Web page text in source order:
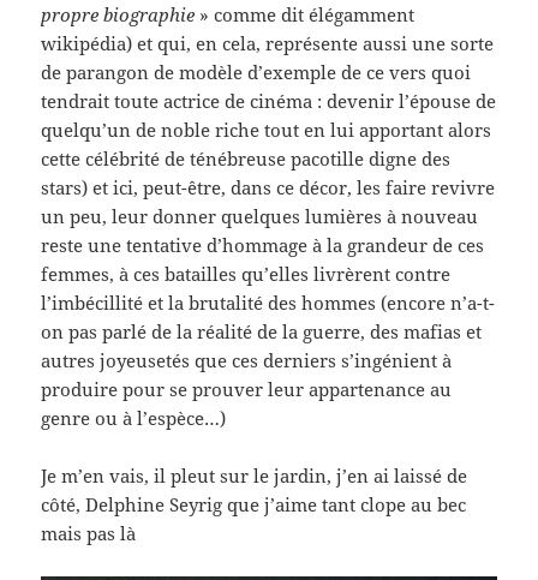
propre biographie » comme dit élégamment
wikipédia) et qui, en cela, représente aussi une sorte
de parangon de modèle d’exemple de ce vers quoi
tendrait toute actrice de cinéma : devenir l’épouse de
quelqu’un de noble riche tout en lui apportant alors
cette célébrité de ténébreuse pacotille digne des
stars) et ici, peut-être, dans ce décor, les faire revivre
un peu, leur donner quelques lumières à nouveau
reste une tentative d’hommage à la grandeur de ces
femmes, à ces batailles qu’elles livrèrent contre
l’imbécillité et la brutalité des hommes (encore n’a-t-
on pas parlé de la réalité de la guerre, des mafias et
autres joyeusetés que ces derniers s’ingénient à
produire pour se prouver leur appartenance au
genre ou à l’espèce…)
Je m’en vais, il pleut sur le jardin, j’en ai laissé de
côté, Delphine Seyrig que j’aime tant clope au bec
mais pas là